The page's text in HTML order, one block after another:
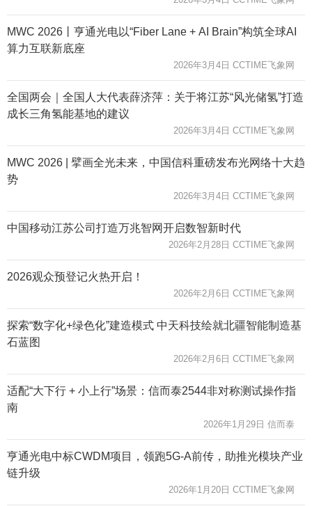
MWC 2026丨亨通光电以“Fiber Lane + AI Brain”构筑全球AI
算力互联新底座
2026年3月4日 CCTIME飞象网
全国两会｜全国人大代表薛济萍：关于将江苏“风光储氢”打造
成长三角氢能基地的建议
2026年3月4日 CCTIME飞象网
MWC 2026 | 擘画全光未来，中国信科重磅发布光网络十大趋
势
2026年3月4日 CCTIME飞象网
中国移动江苏公司打造万兆智网开启数智新时代
2026年2月28日 CCTIME飞象网
2026观众预登记火热开启！
2026年2月6日 CCTIME飞象网
探索“数字化+绿色化”建造模式 中天科技绘就北疆智能制造基
石蓝图
2026年2月6日 CCTIME飞象网
适配“大下行 + 小上行”场景：信而泰2544非对称测试操作指
南
2026年1月29日 信而泰
亨通光电中标CWDM项目，领跑5G-A前传，助推光模块产业
链升级
2026年1月20日 CCTIME飞象网